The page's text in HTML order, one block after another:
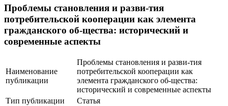
Проблемы становления и разви-тия
потребительской кооперации как элемента
гражданского об-щества: исторический и
современные аспекты
Наименование
публикации
Проблемы становления и разви-тия
потребительской кооперации как
элемента гражданского об-щества:
исторический и современные аспекты
Тип публикации
Статья